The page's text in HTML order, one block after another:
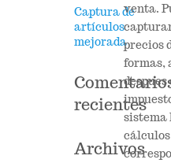
venta.
precios
formas,
despues
sistema
cálculos
Captura de
artículos
mejorada
recientes
Archivos